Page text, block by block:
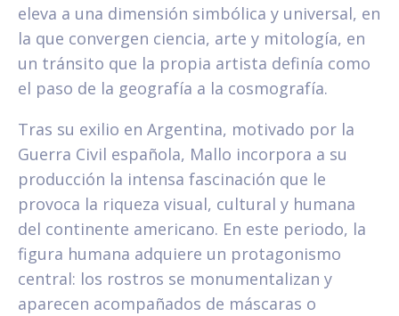
eleva a una dimensión simbólica y universal, en
la que convergen ciencia, arte y mitología, en
un tránsito que la propia artista definía como
el paso de la geografía a la cosmografía.
Tras su exilio en Argentina, motivado por la
Guerra Civil española, Mallo incorpora a su
producción la intensa fascinación que le
provoca la riqueza visual, cultural y humana
del continente americano. En este periodo, la
figura humana adquiere un protagonismo
central: los rostros se monumentalizan y
aparecen acompañados de máscaras o